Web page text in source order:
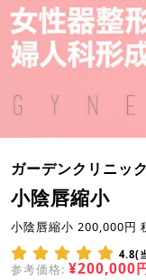
ガーデンクリニック
小陰唇縮小
小陰唇縮小 200,000円
4.8(
参考価格: ¥200,000